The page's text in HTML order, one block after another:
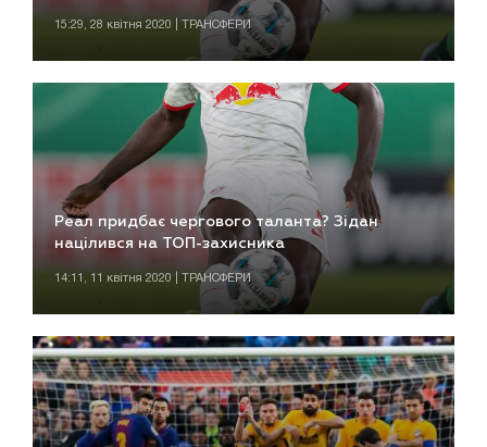
15:29, 28 квітня 2020 | ТРАНСФЕРИ
Реал придбає чергового таланта? Зідан
націлився на ТОП-захисника
14:11, 11 квітня 2020 | ТРАНСФЕРИ